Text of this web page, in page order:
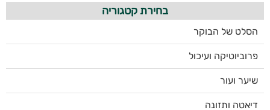
בחירת קטגוריה
הסלט של הבוקר
פרוביוטיקה ועיכול
שיער ועור
דיאטה ותזונה